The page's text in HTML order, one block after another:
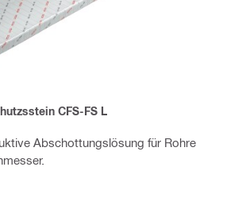
CFS-FS L
Abschottungslösung für Rohre